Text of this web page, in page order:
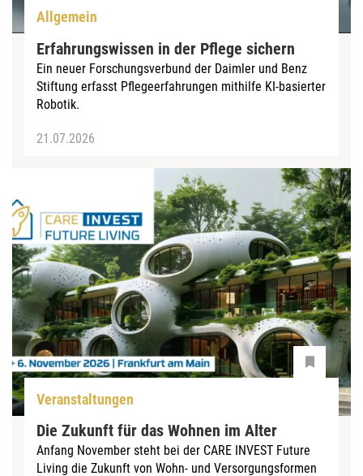
Allgemein
Erfahrungswissen in der Pflege sichern
Ein neuer Forschungsverbund der Daimler und Benz
Stiftung erfasst Pflegeerfahrungen mithilfe KI-basierter
Robotik.
21.07.2026
Veranstaltungen
Die Zukunft für das Wohnen im Alter
Anfang November steht bei der CARE INVEST Future
Living die Zukunft von Wohn- und Versorgungsformen